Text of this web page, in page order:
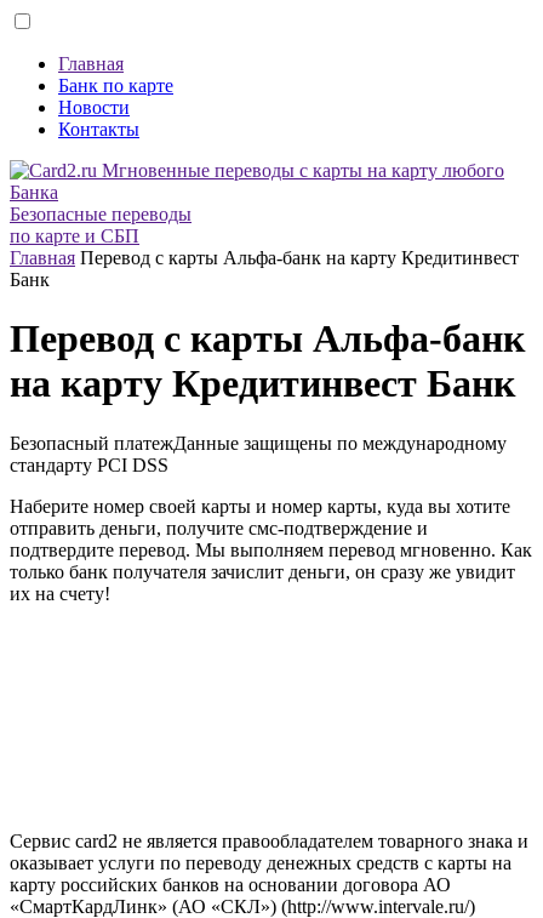
Главная
Банк по карте
Новости
Контакты
Безопасные переводы
по карте и СБП
Главная Перевод с карты Альфа-банк на карту Кредитинвест
Банк
Перевод с карты Альфа-банк
на карту Кредитинвест Банк
Безопасный платежДанные защищены по международному
стандарту PCI DSS
Наберите номер своей карты и номер карты, куда вы хотите
отправить деньги, получите смс-подтверждение и
подтвердите перевод. Мы выполняем перевод мгновенно. Как
только банк получателя зачислит деньги, он сразу же увидит
их на счету!
Сервис card2 не является правообладателем товарного знака и
оказывает услуги по переводу денежных средств с карты на
карту российских банков на основании договора АО
«СмартКардЛинк» (АО «СКЛ») (http://www.intervale.ru/)